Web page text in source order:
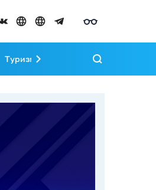
Туризм Развитие Тувы